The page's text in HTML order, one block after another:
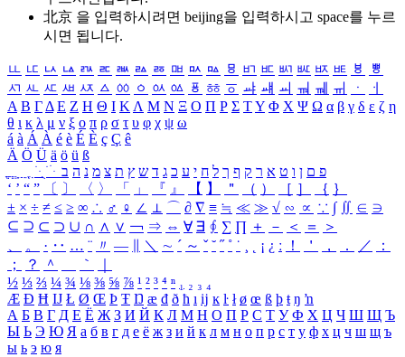
北京 을 입력하시려면 beijing을 입력하시고 space를 누르
시면 됩니다.
ㅥ ㅦ ㅧ ㅨ ㅩ ㅪ ㅫ ㅬ ㅭ ㅮ ㅯ ㅰ ㅱ ㅲ ㅳ ㅴ ㅵ ㅶ ㅷ ㅸ
ㅹ
ㅺ ㅻ ㅼ ㅽ ㅾ ㅿ ㆀ ㆁ ㆂ ㆃ ㆄ ㆅ ㆆ ㆇ ㆈ ㆉ ㆊ ㆋ ㆌ ㆍ
ㆎ
Α Β ΓΔ Ε Ζ Η Θ Ι ΚΛ Μ Ν Ξ Ο Π Ρ Σ ΤΥ Φ Χ Ψ Ω α β γ δ ε ζ η
θ ι κ λ μ ν ξ ο π ρ σ τ υ φ χ ψ ω
á à Á À é è É È ç Ç ê
Ä Ö Ü ä ö ü ß
ִֶֹ ֻּ ׁׂ פ ם ן ו ט א ר ק ף ך ל ח י ע כ ג ד ש ץ ת צ מ נ ה ב
‘ ’ “ ” 〔 〕 〈 〉 「 」 『 』 【 】 ＂ （ ） ［ ］ ｛ ｝
± × ÷ ≠ ≤ ≥ ∞ ∴ ♂ ♀ ∠ ⊥ ⌒ ∂ ∇ ≡ ≒ ≪ ≫ √ ∽ ∝ ∵ ∫ ∬ ∈ ∋
⊆ ⊇ ⊂ ⊃ ∪ ∩ ∧ ∨ ￢ ⇒ ⇔ ∀ ∃ ∮ ∑ ∏ ＋ － ＜ ＝
＞
、
。 · ‥ … ¨ 〃 ― ＼ ∼ ´ ～ ˇ ˘ ˝ ˚ ˙ ¸ ¡ ¿ ː ！ ＇ ， ． ／
：
；
？ ＾ ｀
½ ⅓ ⅔ ¼ ¾ ⅛ ⅜ ⅝ ⅞ ¹ ² ³ ⁴ ⁿ ₁ ₂ ₃ ₄
Æ Ð Ħ Ĳ Ł Ø Œ Þ Ŧ Ŋ æ đ ð ħ ı ĳ ĸ ŀ ł ø œ ß þ ŧ ŋ ŉ
А Б В Г Д Е Ё Ж З И Й К Л М Н О П Р С Т У Ф Х Ц Ч Ш Щ Ъ
Ы Ь Э Ю Я а б в г д е ё ж з и й к л м н о п р с т у ф х ц ч ш щ ъ
ы ь э ю я